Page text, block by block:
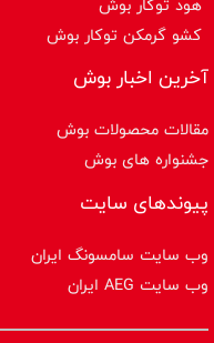
کشو گرمکن توکار بوش
آخرین اخبار بوش
مقالات محصولات بوش
جشنواره های بوش
پیوندهای سایت
وب سایت سامسونگ ایران
وب سایت AEG ایران